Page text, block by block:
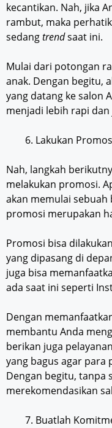
kecantikan. Nah, jika
rambut, maka
sedangtrendsaat ini.
Mulai dari potongan
anak. Dengan begitu,
yang datang ke salon
menjadi lebih rapi
Lakukan
Nah, langkah
melakukan promosi.
akan memulai sebuah
promosi merupakan
Promosi bisa
yang dipasang di
juga bisa
ada saat ini seperti
Dengan
membantu Anda
berikan juga
yang bagus agar para
Dengan begitu, tanpa
merekomendasikan
Buatlah